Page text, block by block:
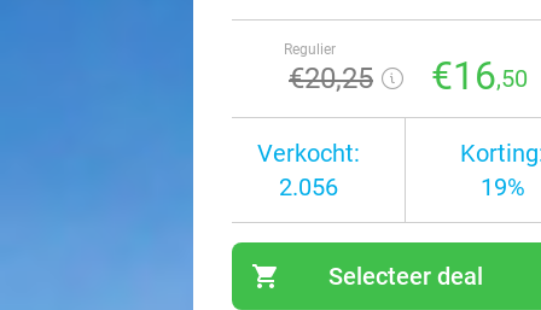
Regulier
€20,25 €16,50
Verkocht:
2.056
19%
shopping_cart Selecteer deal